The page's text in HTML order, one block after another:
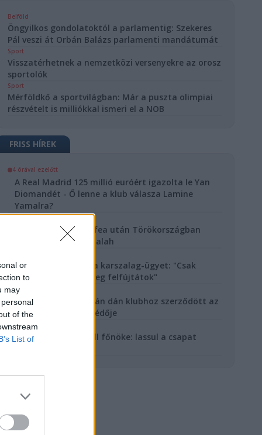
or
to
may
of the
List of
Belföld
Öngyilkos gondolatoktól a parlamentig: Szekeres
Pál veszi át Orbán Balázs parlamenti mandátumát
Sport
Visszatérhetnek a nemzetközi versenyekre az orosz
sportolók
Sport
Mérföldkő a sportvilágban: Már a puszta olimpiai
részvételt is milliókkal ismeri el a NOB
FRISS HÍREK
4 órával ezelőtt
A Real Madrid 125 millió euróért igazolta le Yan
Diomandét - Ő lenne a klub válasza Lamine
Yamalra?
1 nappal ezelőtt
Kilenc liverpooli trófea után Törökországban
kezd új fejezetet Szalah
Szoboszlai lezárta a karszalag-ügyet: "Csak
beszélgettünk, ti meg felfújtátok"
2 nappal ezelőtt
Egyetlen bajnoki után dán klubhoz szerződött az
Újpest válogatott védője
3 nappal ezelőtt
Beismerte a Red Bull főnöke: lassul a csapat